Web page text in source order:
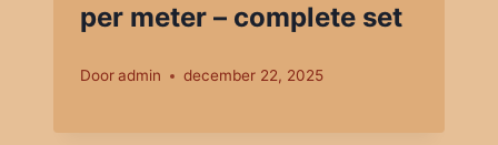
per meter – complete set
Dooradmin december 22, 2025